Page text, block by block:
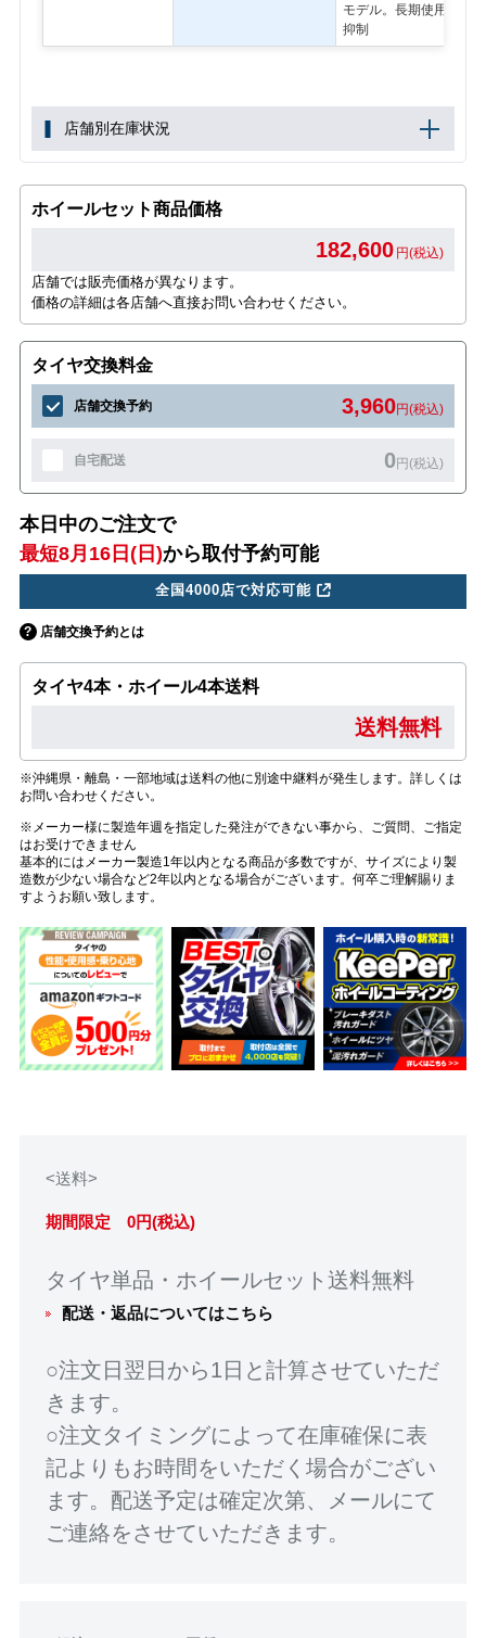
モデル。長期使用後も
抑制
店舗別在庫状況
ホイールセット商品価格
182,600 円(税込)
店舗では販売価格が異なります。
価格の詳細は各店舗へ直接お問い合わせください。
タイヤ交換料金
店舗交換予約 3,960円(税込)
自宅配送 0円(税込)
本日中のご注文で
最短8月16日(日)から取付予約可能
全国4000店で対応可能
店舗交換予約とは
タイヤ4本・ホイール4本送料
送料無料
※沖縄県・離島・一部地域は送料の他に別途中継料が発生します。詳しくは
お問い合わせください。
※メーカー様に製造年週を指定した発注ができない事から、ご質問、ご指定
はお受けできません
基本的にはメーカー製造1年以内となる商品が多数ですが、サイズにより製
造数が少ない場合など2年以内となる場合がございます。何卒ご理解賜りま
すようお願い致します。
<送料>
期間限定 0円(税込)
タイヤ単品・ホイールセット送料無料
配送・返品についてはこちら
○注文日翌日から1日と計算させていただ
きます。
○注文タイミングによって在庫確保に表
記よりもお時間をいただく場合がござい
ます。配送予定は確定次第、メールにて
ご連絡をさせていただきます。